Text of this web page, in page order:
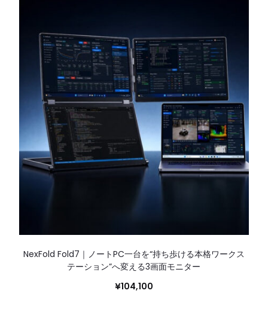
NexFold Fold7｜ノートPC一台を“持ち歩ける本格ワークス
テーション”へ変える3画面モニター
¥104,100